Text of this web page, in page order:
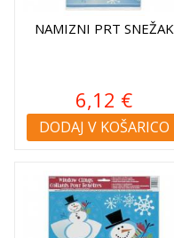
NAMIZNI PRT SNEŽAK
6,12 €
DODAJ V KOŠARICO